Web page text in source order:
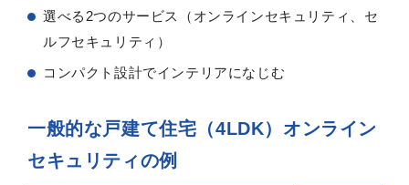
選べる2つのサービス（オンラインセキュリティ、セ
ルフセキュリティ）
コンパクト設計でインテリアになじむ
一般的な戸建て住宅（4LDK）オンライン
セキュリティの例